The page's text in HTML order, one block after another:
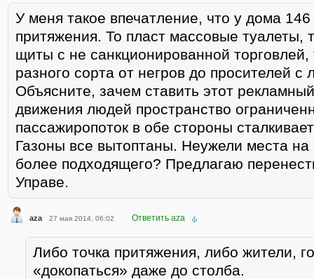
У меня такое впечатление, что у дома 146
притяжения. То пласт массовые туалеты,
щиты с не санкционированной
разного сорта от негров до просителей с
Объясните, зачем ставить этот
движения людей пространство
пассажиропоток в обе стороны
Газоны все вытоптаны. Неужели места
более подходящего? Предлагаю
Управе.
aza 27 мая 2014, 06:02 Ответить aza
Либо точка притяжения, либо жители,
«докопаться» даже до столба.